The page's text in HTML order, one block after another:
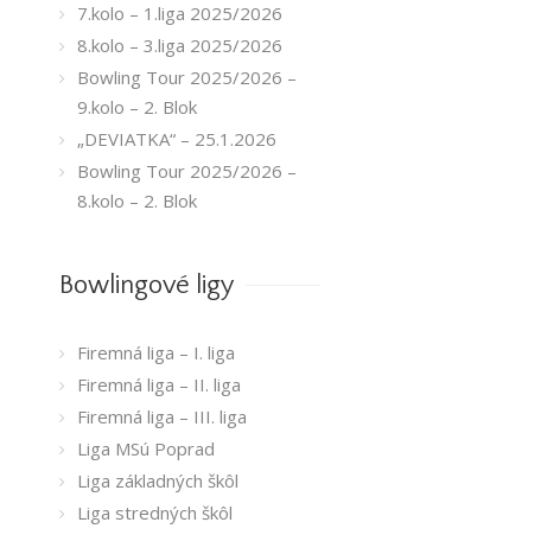
7.kolo – 1.liga 2025/2026
8.kolo – 3.liga 2025/2026
Bowling Tour 2025/2026 –
9.kolo – 2. Blok
„DEVIATKA“ – 25.1.2026
Bowling Tour 2025/2026 –
8.kolo – 2. Blok
Bowlingové ligy
Firemná liga – I. liga
Firemná liga – II. liga
Firemná liga – III. liga
Liga MSú Poprad
Liga základných škôl
Liga stredných škôl